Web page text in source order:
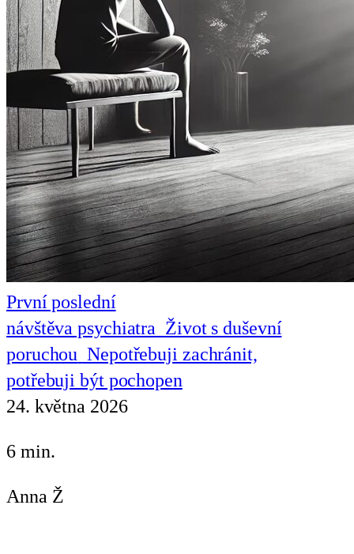
První poslední
návštěva psychiatra Život s duševní
poruchou Nepotřebuji zachránit,
potřebuji být pochopen
24. května 2026
6 min.
Anna Ž